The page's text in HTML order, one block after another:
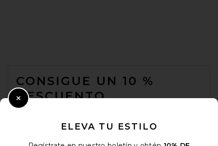
CONSIGUE UN 10 %
DESCUENTO
electrónico. Puede retirarse en cualquier momento.
ELEVA TU ESTILO
Close Modal